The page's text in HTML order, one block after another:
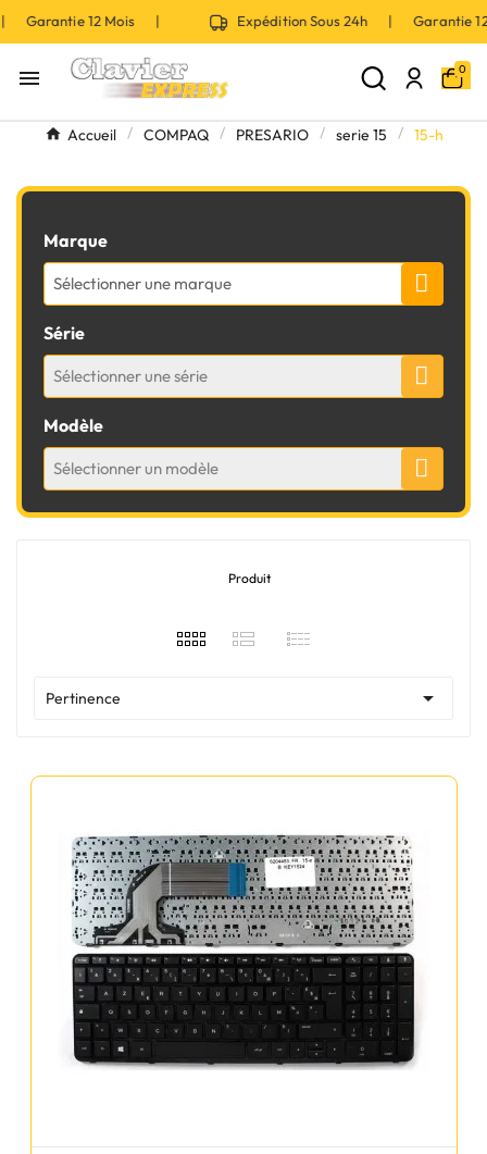
| Garantie 12 Mois | Expédition Sous 24h | Garantie
 0
Accueil COMPAQ PRESARIO serie 15 15-h
Marque
Sélectionner une marque
Série
Sélectionner une série
Modèle
Sélectionner un modèle
Produit
Pertinence 